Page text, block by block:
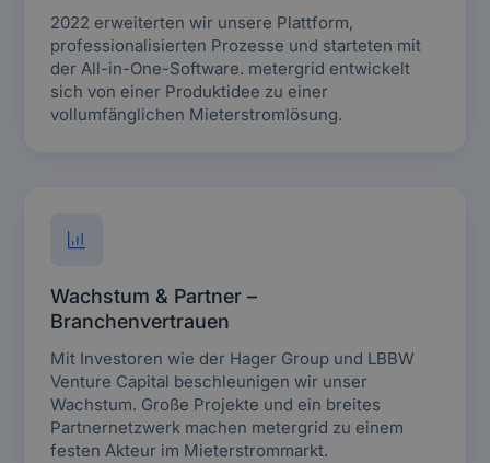
2022 erweiterten wir unsere Plattform,
professionalisierten Prozesse und starteten mit
der All-in-One-Software. metergrid entwickelt
sich von einer Produktidee zu einer
vollumfänglichen Mieterstromlösung.
Wachstum & Partner –
Branchenvertrauen
Mit Investoren wie der Hager Group und LBBW
Venture Capital beschleunigen wir unser
Wachstum. Große Projekte und ein breites
Partnernetzwerk machen metergrid zu einem
festen Akteur im Mieterstrommarkt.